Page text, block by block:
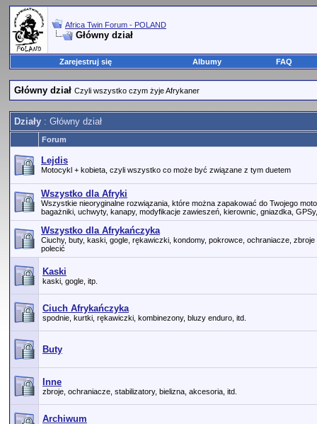
Africa Twin Forum - POLAND
Główny dział
Zarejestruj się Albumy FAQ
Główny dział Czyli wszystko czym żyje Afrykaner
Działy : Główny dział
Forum
Lejdis
Motocykl + kobieta, czyli wszystko co może być związane z tym duetem
Wszystko dla Afryki
Wszystkie nieoryginalne rozwiązania, które można zapakować do Twojego
bagażniki, uchwyty, kanapy, modyfikacje zawieszeń, kierownic, gniazdka,
Wszystko dla Afrykańczyka
Ciuchy, buty, kaski, gogle, rękawiczki, kondomy, pokrowce, ochraniacze,
polecić
Kaski
kaski, gogle, itp.
Ciuch Afrykańczyka
spodnie, kurtki, rękawiczki, kombinezony, bluzy enduro, itd.
Buty
Inne
zbroje, ochraniacze, stabilizatory, bielizna, akcesoria, itd.
Archiwum